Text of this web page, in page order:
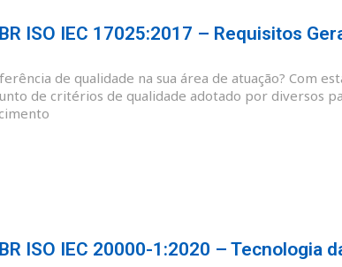
ISO IEC 17025:2017 – Requisitos
de qualidade na sua área de atuação? Com
de critérios de qualidade adotado por diversos
ISO IEC 20000-1:2020 – Tecnologia